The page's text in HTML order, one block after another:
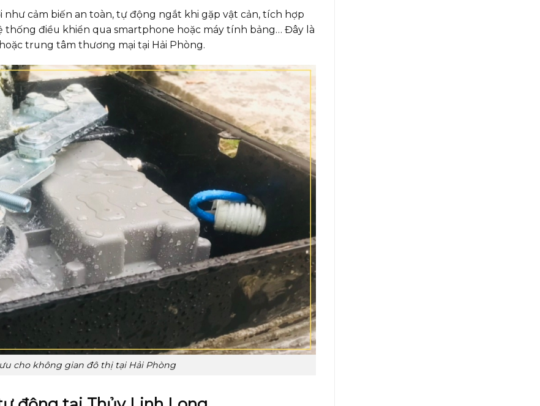
cảm biến an toàn, tự động ngắt khi gặp vật cản, tích hợp
thống điều khiển qua smartphone hoặc máy tính bảng… Đây là
trung tâm thương mại tại Hải Phòng.
cho không gian đô thị tại Hải Phòng